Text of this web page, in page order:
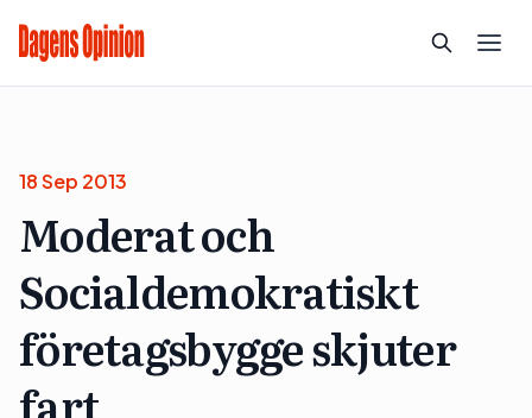
18 Sep 2013
Moderat och
Socialdemokratiskt
företagsbygge skjuter
fart